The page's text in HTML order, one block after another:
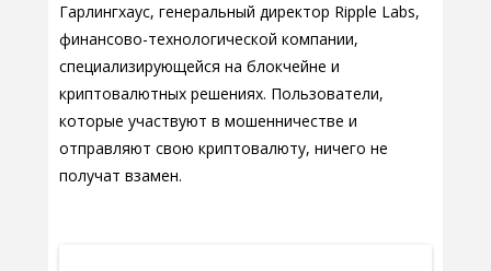
Гарлингхаус, генеральный директор Ripple Labs,
финансово-технологической компании,
специализирующейся на блокчейне и
криптовалютных решениях. Пользователи,
которые участвуют в мошенничестве и
отправляют свою криптовалюту, ничего не
получат взамен.